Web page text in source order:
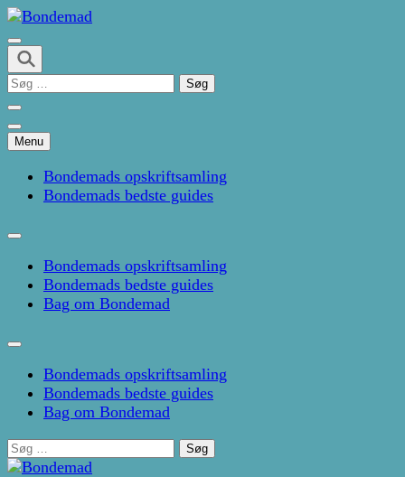
Skip
to
content
(Press
Enter)
Bondemad
Kage- og madblog af Pernille Janbæk
Søg
Menu
Bondemads opskriftsamling
Bondemads bedste guides
Bondemads opskriftsamling
Bondemads bedste guides
Bag om Bondemad
Bondemads opskriftsamling
Bondemads bedste guides
Bag om Bondemad
Søg
efter: